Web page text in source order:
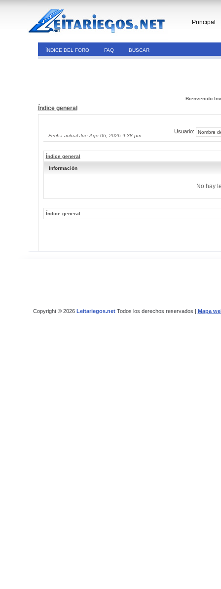
Principal
ÍNDICE DEL FORO FAQ BUSCAR
Bienvenido
Índice general
Fecha actual Jue Ago 06, 2026 9:38 pm
Usuario:
Índice general
Información
No hay
Índice general
Copyright © 2026 Leitariegos.netTodos los derechos reservados | Mapa